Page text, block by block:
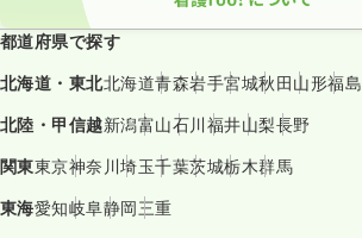
都道府県で探す
北海道・東北北海道青森岩手宮城秋田山形福島
北陸・甲信越新潟富山石川福井山梨長野
関東東京神奈川埼玉千葉茨城栃木群馬
東海愛知岐阜静岡三重